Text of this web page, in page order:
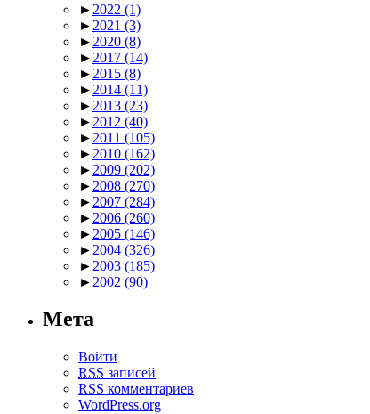
► 2022 (1)
► 2021 (3)
► 2020 (8)
► 2017 (14)
► 2015 (8)
► 2014 (11)
► 2013 (23)
► 2012 (40)
► 2011 (105)
► 2010 (162)
► 2009 (202)
► 2008 (270)
► 2007 (284)
► 2006 (260)
► 2005 (146)
► 2004 (326)
► 2003 (185)
► 2002 (90)
Мета
Войти
RSS записей
RSS комментариев
WordPress.org